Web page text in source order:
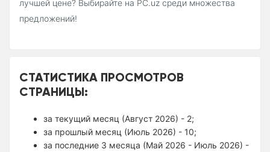
лучшей цене? Выбирайте на PC.uz среди множества
предложений!
СТАТИСТИКА ПРОСМОТРОВ
СТРАНИЦЫ:
за текущий месяц (Август 2026) - 2;
за прошлый месяц (Июль 2026) - 10;
за последние 3 месяца (Май 2026 - Июль 2026) -